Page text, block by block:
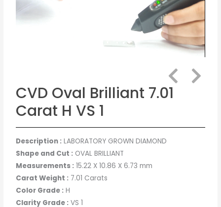
CVD Oval Brilliant 7.01
Carat H VS 1
Description : LABORATORY GROWN DIAMOND
Shape and Cut : OVAL BRILLIANT
Measurements : 15.22 X 10.86 X 6.73 mm
Carat Weight : 7.01 Carats
Color Grade : H
Clarity Grade : VS 1